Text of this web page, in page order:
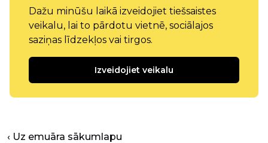
Dažu minūšu laikā izveidojiet tiešsaistes
veikalu, lai to pārdotu vietnē, sociālajos
saziņas līdzekļos vai tirgos.
Izveidojiet veikalu
‹ Uz emuāra sākumlapu